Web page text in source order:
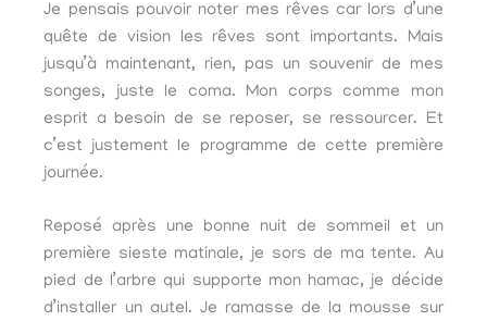
Je pensais pouvoir noter mes rêves car lors d’une
quête de vision les rêves sont importants. Mais
jusqu’à maintenant, rien, pas un souvenir de mes
songes, juste le coma. Mon corps comme mon
esprit a besoin de se reposer, se ressourcer. Et
c’est justement le programme de cette première
journée.
Reposé après une bonne nuit de sommeil et un
première sieste matinale, je sors de ma tente. Au
pied de l’arbre qui supporte mon hamac, je décide
d’installer un autel. Je ramasse de la mousse sur